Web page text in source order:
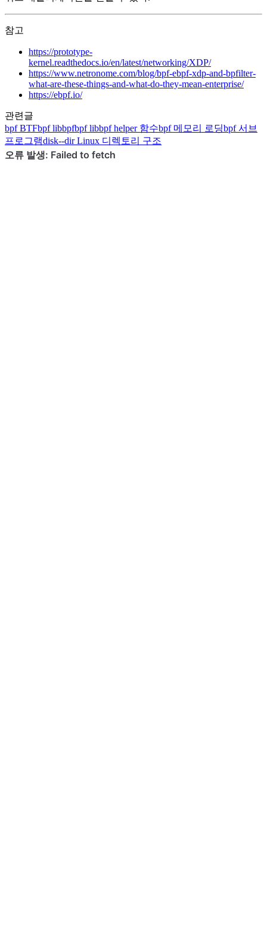
참고
https://prototype-
kernel.readthedocs.io/en/latest/networking/XDP/
https://www.netronome.com/blog/bpf-ebpf-xdp-and-bpfilter-
what-are-these-things-and-what-do-they-mean-enterprise/
https://ebpf.io/
관련글
bpfBTFbpflibbpfbpflibbpf helper 함수bpf 메모리 로딩bpf서브
프로그램disk--dirLinux 디렉토리 구조